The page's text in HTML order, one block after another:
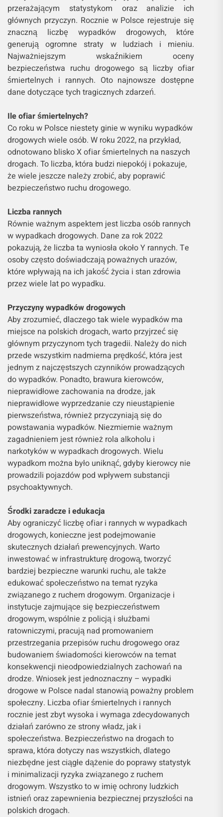
przerażającym statystykom oraz analizie ich
głównych przyczyn. Rocznie w Polsce rejestruje się
znaczną liczbę wypadków drogowych, które
generują ogromne straty w ludziach i mieniu.
Najważniejszym wskaźnikiem oceny
bezpieczeństwa ruchu drogowego są liczby ofiar
śmiertelnych i rannych. Oto najnowsze dostępne
dane dotyczące tych tragicznych zdarzeń.
Ile ofiar śmiertelnych?
Co roku w Polsce niestety ginie w wyniku wypadków
drogowych wiele osób. W roku 2022, na przykład,
odnotowano blisko X ofiar śmiertelnych na naszych
drogach. To liczba, która budzi niepokój i pokazuje,
że wiele jeszcze należy zrobić, aby poprawić
bezpieczeństwo ruchu drogowego.
Liczba rannych
Równie ważnym aspektem jest liczba osób rannych
w wypadkach drogowych. Dane za rok 2022
pokazują, że liczba ta wyniosła około Y rannych. Te
osoby często doświadczają poważnych urazów,
które wpływają na ich jakość życia i stan zdrowia
przez wiele lat po wypadku.
Przyczyny wypadków drogowych
Aby zrozumieć, dlaczego tak wiele wypadków ma
miejsce na polskich drogach, warto przyjrzeć się
głównym przyczynom tych tragedii. Należy do nich
przede wszystkim nadmierna prędkość, która jest
jednym z najczęstszych czynników prowadzących
do wypadków. Ponadto, brawura kierowców,
nieprawidłowe zachowania na drodze, jak
nieprawidłowe wyprzedzanie czy nieustąpienie
pierwszeństwa, również przyczyniają się do
powstawania wypadków. Niezmiernie ważnym
zagadnieniem jest również rola alkoholu i
narkotyków w wypadkach drogowych. Wielu
wypadkom można było uniknąć, gdyby kierowcy nie
prowadzili pojazdów pod wpływem substancji
psychoaktywnych.
Środki zaradcze i edukacja
Aby ograniczyć liczbę ofiar i rannych w wypadkach
drogowych, konieczne jest podejmowanie
skutecznych działań prewencyjnych. Warto
inwestować w infrastrukturę drogową, tworzyć
bardziej bezpieczne warunki ruchu, ale także
edukować społeczeństwo na temat ryzyka
związanego z ruchem drogowym. Organizacje i
instytucje zajmujące się bezpieczeństwem
drogowym, wspólnie z policją i służbami
ratowniczymi, pracują nad promowaniem
przestrzegania przepisów ruchu drogowego oraz
budowaniem świadomości kierowców na temat
konsekwencji nieodpowiedzialnych zachowań na
drodze. Wniosek jest jednoznaczny – wypadki
drogowe w Polsce nadal stanowią poważny problem
społeczny. Liczba ofiar śmiertelnych i rannych
rocznie jest zbyt wysoka i wymaga zdecydowanych
działań zarówno ze strony władz, jak i
społeczeństwa. Bezpieczeństwo na drogach to
sprawa, która dotyczy nas wszystkich, dlatego
niezbędne jest ciągłe dążenie do poprawy statystyk
i minimalizacji ryzyka związanego z ruchem
drogowym. Wszystko to w imię ochrony ludzkich
istnień oraz zapewnienia bezpiecznej przyszłości na
polskich drogach.